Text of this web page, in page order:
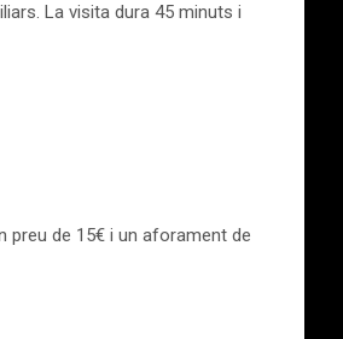
La visita dura 45 minuts i
preu de 15€ i un aforament de